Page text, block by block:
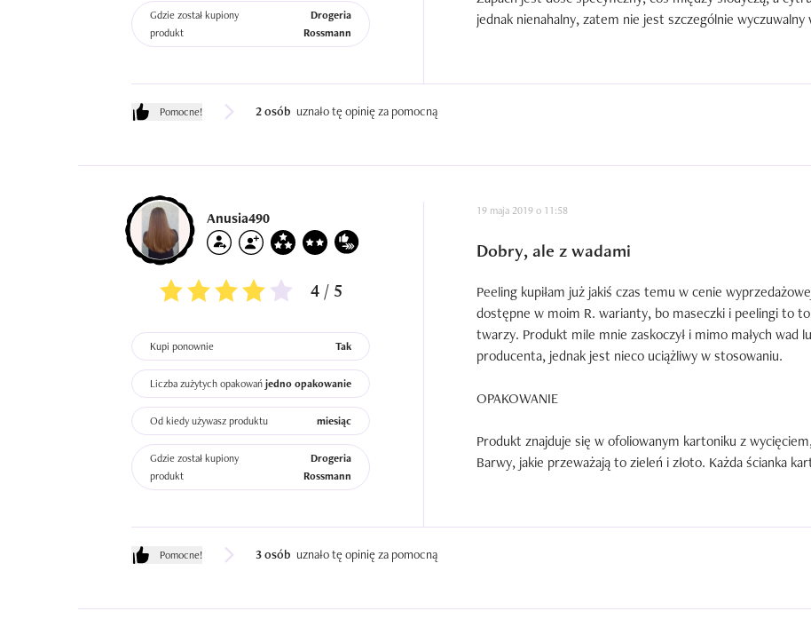
Gdzie został kupiony
produkt
Drogeria
Rossmann
jednak nienahalny, zatem nie jest szczególnie
ciekły miód. Chodź dobrze i łatwo się aplikuję, to staje
Termo działanie kosmetyku wyczuwalne jest przez około
A jak działanie? Peeling nieźle wygładza i zmiękcza
działanie rozświetlające, to mocno podkreśla nadmiar
przed wyjściem z domu. Niestety, maska również kiepsko
wyprysków.
Wniosek jest jeden, jest to produkt nieidealny,
Pomocne! 2 osób uznało tę opinię za pomocną
Anusia490
4 / 5
Kupi ponownie Tak
Liczba zużytych opakowań jedno opakowanie
Od kiedy używasz produktu miesiąc
Gdzie został kupiony
produkt
Drogeria
Rossmann
19 maja 2019 o 11:58
Dobry, ale z wadami
Peeling kupiłam już jakiś czas temu w cenie
dostępne w moim R. warianty, bo maseczki i peelingi to
twarzy. Produkt mile mnie zaskoczył i mimo małych wad
producenta, jednak jest nieco uciążliwy w stosowaniu.
OPAKOWANIE
Produkt znajduje się w ofoliowanym kartoniku z
Barwy, jakie przeważają to zieleń i złoto. Każda ścianka
opakowania kremów do twarzy tej marki. Nie urzekł
ciężki i należy być ostrożnym, aby przypadkiem nie
PEELING
Pomocne! 3 osób uznało tę opinię za pomocną